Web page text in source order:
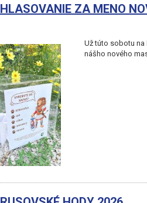
HLASOVANIE ZA MENO
Už túto sobotu na
nášho nového